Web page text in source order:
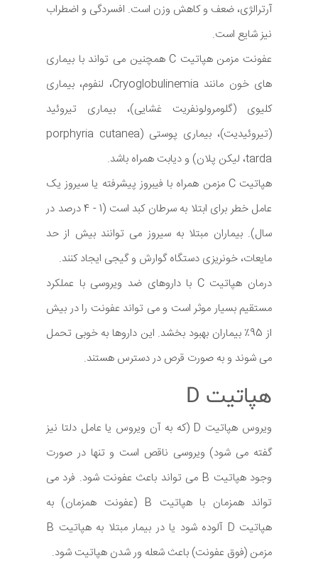
آرترالژی، ضعف و کاهش وزن است. افسردگی و اضطراب
نیز شایع است.
عفونت مزمن هپاتیت C همچنین می تواند با بیماری
های خون مانند Cryoglobulinemia، لنفوم، بیماری
کلیوی (گلومرولونفریت غشایی)، بیماری تیروئید
(تیروئیدیت)، بیماری پوستی (porphyria cutanea
tarda، لیکن پلان) و دیابت همراه باشد.
هپاتیت C مزمن همراه با فیبروز پیشرفته یا سیروز یک
عامل خطر برای ابتلا به سرطان کبد است (1 - 4 درصد در
سال). بیماران مبتلا به سیروز می توانند بیش از حد
مایعات، خونریزی دستگاه گوارش و گیجی ایجاد کنند.
درمان هپاتیت C با داروهای ضد ویروسی با عملکرد
مستقیم بسیار موثر است و می تواند عفونت را در بیش
از 95٪ بیماران بهبود بخشد. این داروها به خوبی تحمل
می شوند و به صورت قرص در دسترس هستند.
هپاتیت D
ویروس هپاتیت D (که به آن ویروس یا عامل دلتا نیز
گفته می شود) ویروسی ناقص است و تنها در صورت
وجود هپاتیت B می تواند باعث عفونت شود. فرد می
تواند همزمان با هپاتیت B (عفونت همزمان) به
هپاتیت D آلوده شود یا در بیمار مبتلا به هپاتیت B
مزمن (فوق عفونت) باعث شعله ور شدن هپاتیت شود.